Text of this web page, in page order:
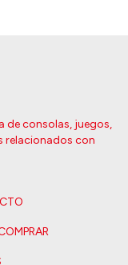
de consolas, juegos,
relacionados con